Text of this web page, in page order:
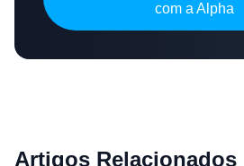
com a Alpha
Artigos Relacionados